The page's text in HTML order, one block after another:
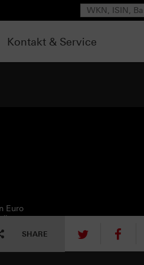
Suche
Kontakt & Service
Euro
SHARE tweet